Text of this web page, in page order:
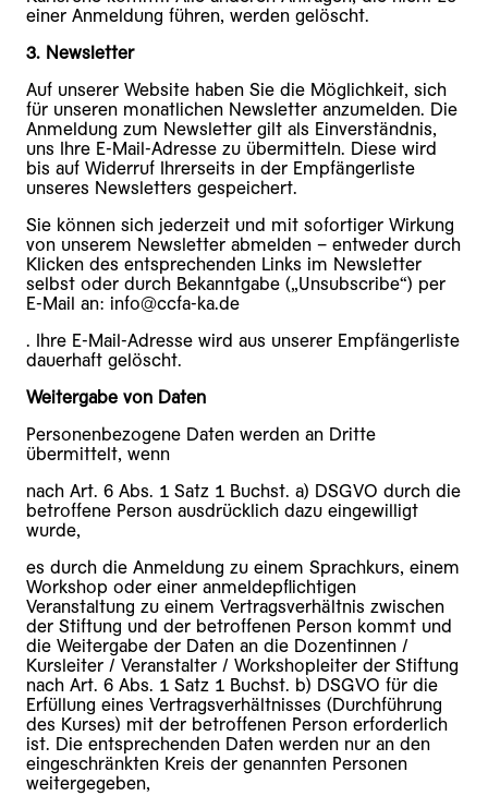
einer Anmeldung führen, werden gelöscht.
3. Newsletter
Auf unserer Website haben Sie die Möglichkeit, sich
für unseren monatlichen Newsletter anzumelden. Die
Anmeldung zum Newsletter gilt als Einverständnis,
uns Ihre E-Mail-Adresse zu übermitteln. Diese wird
bis auf Widerruf Ihrerseits in der Empfängerliste
unseres Newsletters gespeichert.
Sie können sich jederzeit und mit sofortiger Wirkung
von unserem Newsletter abmelden – entweder durch
Klicken des entsprechenden Links im Newsletter
selbst oder durch Bekanntgabe („Unsubscribe“) per
E-Mail an: info@ccfa-ka.de
. Ihre E-Mail-Adresse wird aus unserer Empfängerliste
dauerhaft gelöscht.
Weitergabe von Daten
Personenbezogene Daten werden an Dritte
übermittelt, wenn
nach Art. 6 Abs. 1 Satz 1 Buchst. a) DSGVO durch die
betroffene Person ausdrücklich dazu eingewilligt
wurde,
es durch die Anmeldung zu einem Sprachkurs, einem
Workshop oder einer anmeldepflichtigen
Veranstaltung zu einem Vertragsverhältnis zwischen
der Stiftung und der betroffenen Person kommt und
die Weitergabe der Daten an die Dozentinnen /
Kursleiter / Veranstalter / Workshopleiter der Stiftung
nach Art. 6 Abs. 1 Satz 1 Buchst. b) DSGVO für die
Erfüllung eines Vertragsverhältnisses (Durchführung
des Kurses) mit der betroffenen Person erforderlich
ist. Die entsprechenden Daten werden nur an den
eingeschränkten Kreis der genannten Personen
weitergegeben,